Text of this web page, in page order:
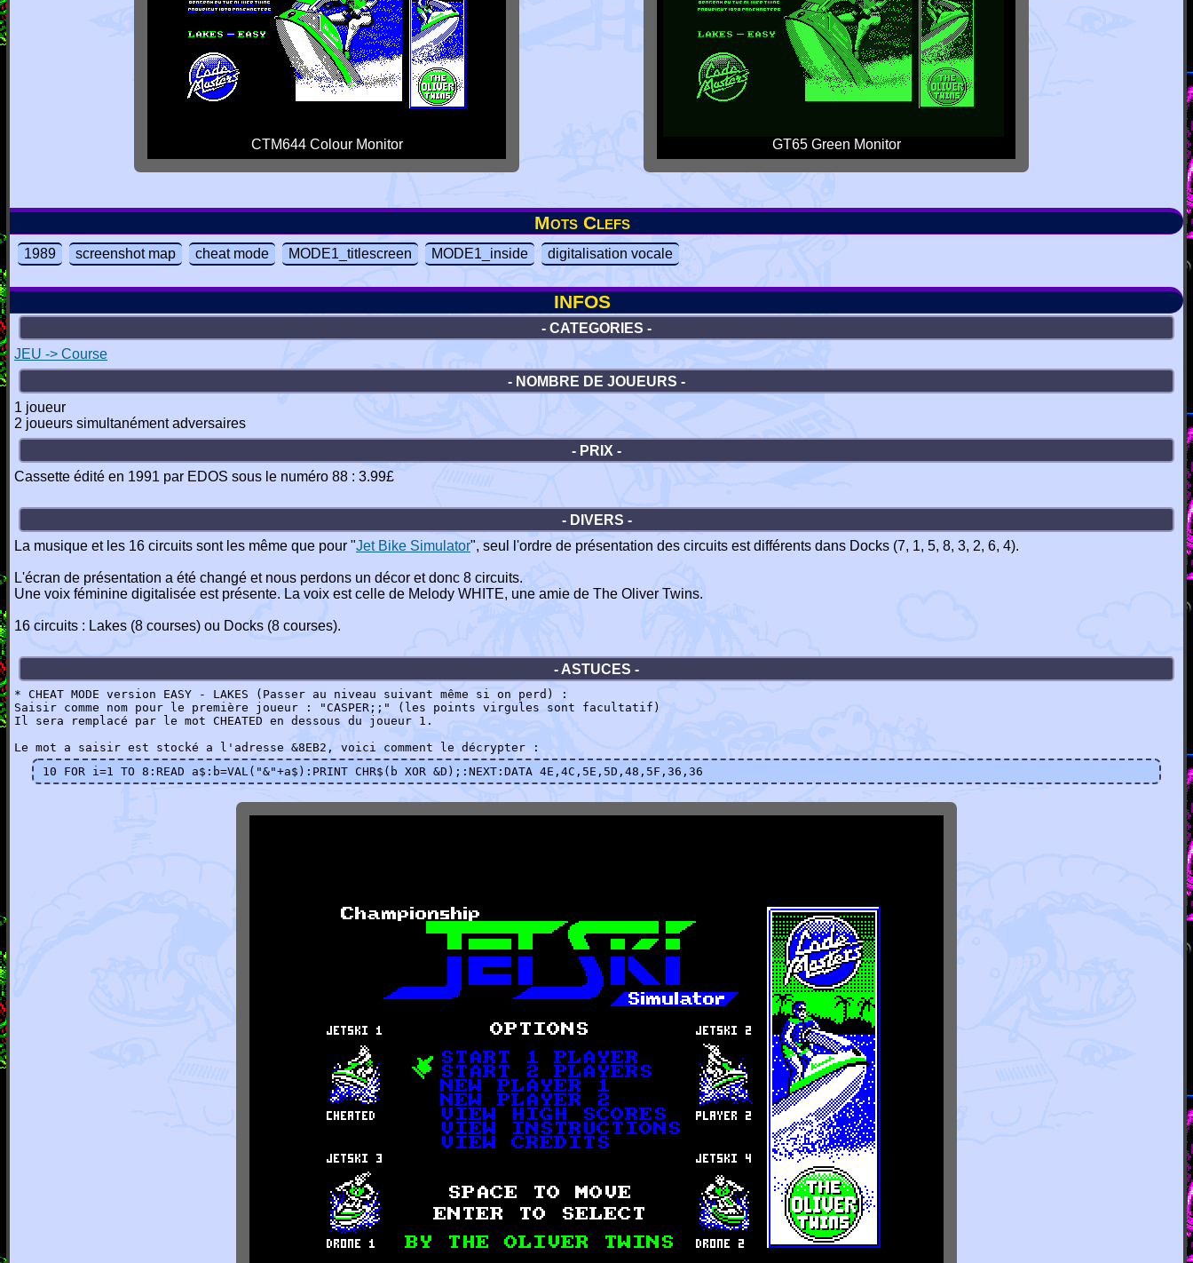
CTM644 Colour Monitor GT65 Green Monitor
Mots Clefs
1989 screenshot map cheat mode MODE1_titlescreen MODE1_inside digitalisation vocale
INFOS
- CATEGORIES -
JEU -> Course
- NOMBRE DE JOUEURS -
1 joueur
2 joueurs simultanément adversaires
- PRIX -
Cassette édité en 1991 par EDOS sous le numéro 88 : 3.99£
- DIVERS -
La musique et les 16 circuits sont les même que pour "Jet Bike Simulator", seul l'ordre de présentation des circuits est différents dans Docks (7, 1, 5, 8, 3, 2, 6, 4).
L'écran de présentation a été changé et nous perdons un décor et donc 8 circuits.
Une voix féminine digitalisée est présente. La voix est celle de Melody WHITE, une amie de The Oliver Twins.
16 circuits : Lakes (8 courses) ou Docks (8 courses).
- ASTUCES -
* CHEAT MODE version EASY - LAKES (Passer au niveau suivant même si on perd) :
Saisir comme nom pour le première joueur : "CASPER;;" (les points virgules sont facultatif)
Il sera remplacé par le mot CHEATED en dessous du joueur 1.
Le mot a saisir est stocké a l'adresse &8EB2, voici comment le décrypter :
10 FOR i=1 TO 8:READ a$:b=VAL("&"+a$):PRINT CHR$(b XOR &D);:NEXT:DATA 4E,4C,5E,5D,48,5F,36,36